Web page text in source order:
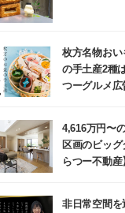
枚方名物お
の手土産2種
つーグルメ広
4,616万円〜
区画のビッ
らつー不動産
非日常空間